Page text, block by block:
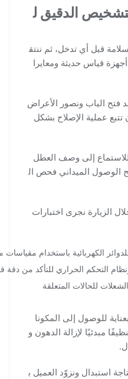
الدقيق ل
قبل أي تدخل، ثم ننتق
قياس حديثة ومعايرا
فتح الباب ونصور الأعراض
عملية الإصلاح بشكل
للاستماع إلى وصف العطل
الوصول الميداني فحص ال
الزيارة نجرى اختبارات
الكهربائية باستخدام
التحكم الحراري للتأكد من دقة
للحالات المتعلقة
للوصول إلى المكونا
مبدئيًا لإزالة الدهون و
استبدال ونزوّد العميل ب